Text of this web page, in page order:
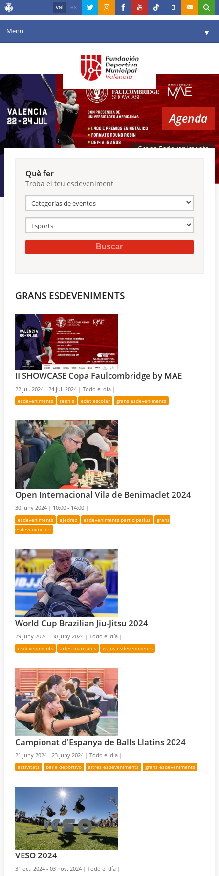
val es
Menú ▼
Agenda
Instal·lacions ▼
Comunicació ▼
València en esport ▼
Reserves
Agenda
Grans Esdeveniments
Què fer
Troba el teu esdeveniment
GRANS ESDEVENIMENTS
II SHOWCASE Copa Faulcombridge by MAE
22 jul. 2024 - 24 jul. 2024 |Todo el día |
esdeveniments tennis edat escolar grans esdeveniments
Open Internacional Vila de Benimaclet 2024
30 juny 2024 | 10:00 - 14:00 |
esdeveniments ajedrez esdeveniments participatius
grans
esdeveniments
World Cup Brazilian Jiu-Jitsu 2024
29 juny 2024 - 30 juny 2024 |Todo el día |
esdeveniments artes marciales grans esdeveniments
Campionat d'Espanya de Balls Llatins 2024
21 juny 2024 - 23 juny 2024 |Todo el día |
activitats baile deportivo altres esdeveniments grans esdeveniments
VESO 2024
31 oct. 2024 - 03 nov. 2024 |Todo el día |